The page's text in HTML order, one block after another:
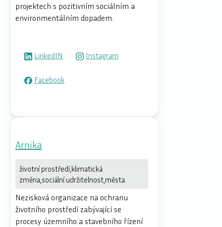
projektech s pozitivním sociálním a
environmentálním dopadem.
LinkedIN Instagram
Facebook
Arnika
životní prostředí,klimatická
změna,sociální udržitelnost,města
Nezisková organizace na ochranu
životního prostředí zabývající se
procesy územního a stavebního řízení